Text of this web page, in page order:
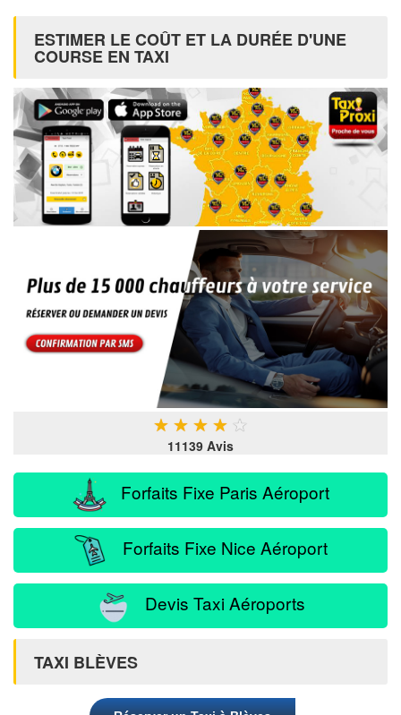
ESTIMER LE COÛT ET LA DURÉE D'UNE
COURSE EN TAXI
★ ★ ★ ★ ★
11139 Avis
Forfaits Fixe Paris Aéroport
Forfaits Fixe Nice Aéroport
Devis Taxi Aéroports
TAXI BLÈVES